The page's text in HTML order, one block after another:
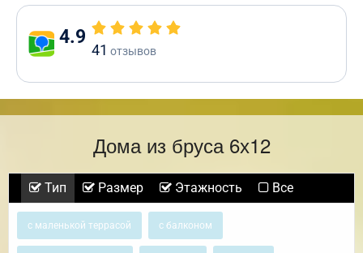
4.9
41 отзывов
Дома из бруса 6х12
Тип Размер Этажность Все
с маленькой террасой с балконом